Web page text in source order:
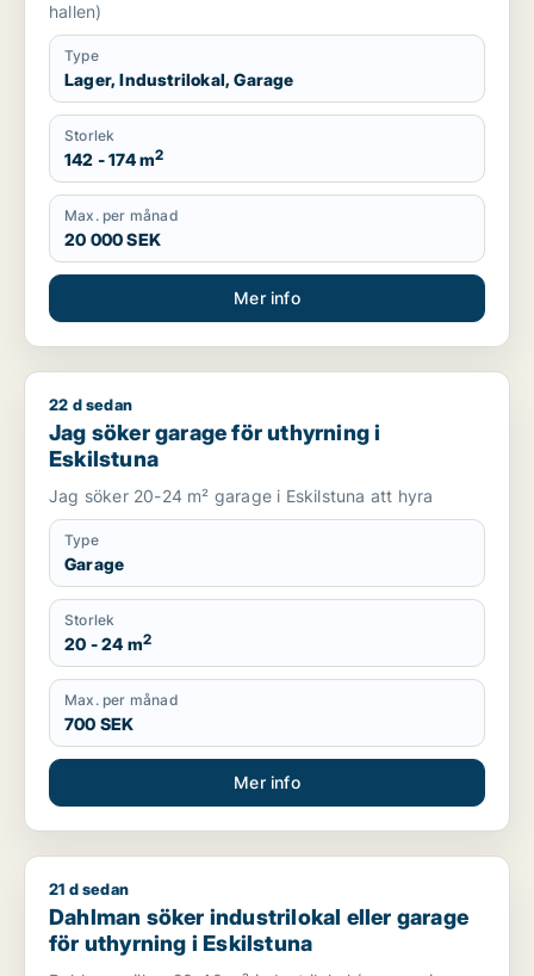
hallen)
Type
Lager, Industrilokal, Garage
Storlek
142 - 174 m2
Max. per månad
20 000 SEK
Mer info
Jag söker garage för uthyrning i Eskilstuna
22 d sedan
Jag söker garage för uthyrning i
Eskilstuna
Jag söker 20-24 m² garage i Eskilstuna att hyra
Type
Garage
Storlek
20 - 24 m2
Max. per månad
700 SEK
Mer info
Dahlman söker industrilokal eller garage för uthyrning i
21 d sedan
Dahlman söker industrilokal eller garage
för uthyrning i Eskilstuna